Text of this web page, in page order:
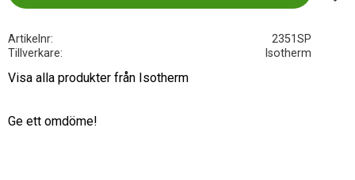
Artikelnr
2351SP
Tillverkare
Isotherm
Visa alla produkter från Isotherm
Ge ett omdöme!